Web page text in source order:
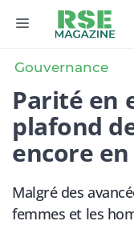
MENU
Gouvernance
Parité en
plafond
encore en
Malgré des
femmes et les